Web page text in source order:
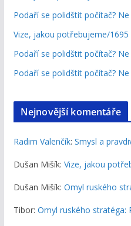
Podaří se polidštit počítač?
Vize, jakou potřebujeme/1695
Podaří se polidštit počítač?
Podaří se polidštit počítač?
Nejnovější komentáře
Radim Valenčík: Smysl a
Dušan Mišík: Vize, jakou
Dušan Mišík: Omyl ruského
Tibor: Omyl ruského stratéga: